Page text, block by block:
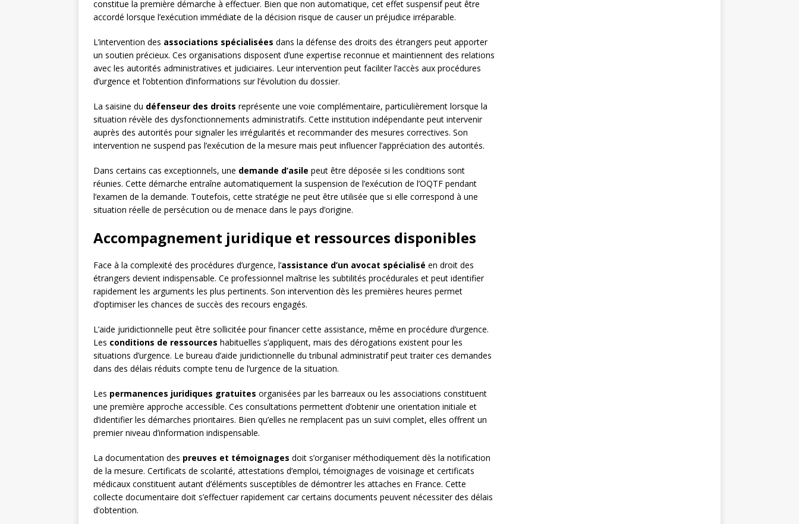
constitue la première démarche à effectuer. Bien que non automatique, cet effet suspensif peut être
accordé lorsque l’exécution immédiate de la décision risque de causer un préjudice irréparable.
L’intervention des associations spécialisées dans la défense des droits des étrangers peut apporter
un soutien précieux. Ces organisations disposent d’une expertise reconnue et maintiennent des relations
avec les autorités administratives et judiciaires. Leur intervention peut faciliter l’accès aux procédures
d’urgence et l’obtention d’informations sur l’évolution du dossier.
La saisine du défenseur des droits représente une voie complémentaire, particulièrement lorsque la
situation révèle des dysfonctionnements administratifs. Cette institution indépendante peut intervenir
auprès des autorités pour signaler les irrégularités et recommander des mesures correctives. Son
intervention ne suspend pas l’exécution de la mesure mais peut influencer l’appréciation des autorités.
Dans certains cas exceptionnels, une demande d’asile peut être déposée si les conditions sont
réunies. Cette démarche entraîne automatiquement la suspension de l’exécution de l’OQTF pendant
l’examen de la demande. Toutefois, cette stratégie ne peut être utilisée que si elle correspond à une
situation réelle de persécution ou de menace dans le pays d’origine.
Accompagnement juridique et ressources disponibles
Face à la complexité des procédures d’urgence, l’assistance d’un avocat spécialisé en droit des
étrangers devient indispensable. Ce professionnel maîtrise les subtilités procédurales et peut identifier
rapidement les arguments les plus pertinents. Son intervention dès les premières heures permet
d’optimiser les chances de succès des recours engagés.
L’aide juridictionnelle peut être sollicitée pour financer cette assistance, même en procédure d’urgence.
Les conditions de ressources habituelles s’appliquent, mais des dérogations existent pour les
situations d’urgence. Le bureau d’aide juridictionnelle du tribunal administratif peut traiter ces demandes
dans des délais réduits compte tenu de l’urgence de la situation.
Les permanences juridiques gratuites organisées par les barreaux ou les associations constituent
une première approche accessible. Ces consultations permettent d’obtenir une orientation initiale et
d’identifier les démarches prioritaires. Bien qu’elles ne remplacent pas un suivi complet, elles offrent un
premier niveau d’information indispensable.
La documentation des preuves et témoignages doit s’organiser méthodiquement dès la notification
de la mesure. Certificats de scolarité, attestations d’emploi, témoignages de voisinage et certificats
médicaux constituent autant d’éléments susceptibles de démontrer les attaches en France. Cette
collecte documentaire doit s’effectuer rapidement car certains documents peuvent nécessiter des délais
d’obtention.